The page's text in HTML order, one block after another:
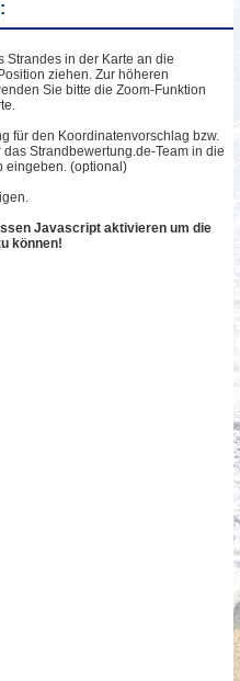
Strandes in der Karte an die
ziehen. Zur höheren
Sie bitte die Zoom-Funktion
für den Koordinatenvorschlag bzw.
Strandbewertung.de-Team in die
eingeben. (optional)
Javascript aktivieren um die
können!